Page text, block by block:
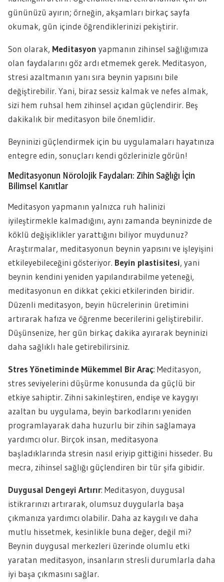
gününüzü ayırın; örneğin, akşamları birkaç sayfa
okumak, gün içinde öğrendiklerinizi pekiştirir.
Son olarak, Meditasyon yapmanın zihinsel sağlığımıza
olan faydalarını göz ardı etmemek gerek. Meditasyon,
stresi azaltmanın yanı sıra beynin yapısını bile
değiştirebilir. Yani, biraz sessiz kalmak ve nefes almak,
sizi hem ruhsal hem zihinsel açıdan güçlendirir. Beş
dakikalık bir meditasyon bile önemlidir.
Beyninizi güçlendirmek için bu uygulamaları hayatınıza
entegre edin, sonuçları kendi gözlerinizle görün!
Meditasyonun Nörolojik Faydaları: Zihin Sağlığı İçin
Bilimsel Kanıtlar
Meditasyon yapmanın yalnızca ruh halinizi
iyileştirmekle kalmadığını, aynı zamanda beyninizde de
köklü değişiklikler yarattığını biliyor muydunuz?
Araştırmalar, meditasyonun beynin yapısını ve işleyişini
etkileyebileceğini gösteriyor. Beyin plastisitesi, yani
beynin kendini yeniden yapılandırabilme yeteneği,
meditasyonun en dikkat çekici etkilerinden biridir.
Düzenli meditasyon, beyin hücrelerinin üretimini
artırarak hafıza ve öğrenme becerilerini geliştirebilir.
Düşünsenize, her gün birkaç dakika ayırarak beyninizi
daha sağlıklı hale getirebilirsiniz.
Stres Yönetiminde Mükemmel Bir Araç: Meditasyon,
stres seviyelerini düşürme konusunda da güçlü bir
etkiye sahiptir. Zihni sakinleştiren, endişe ve kaygıyı
azaltan bu uygulama, beyin barkodlarını yeniden
programlayarak daha huzurlu bir zihin sağlamaya
yardımcı olur. Birçok insan, meditasyona
başladıklarında stresin nasıl eriyip gittiğini hisseder. Bu
mecra, zihinsel sağlığı güçlendiren bir tür şifa gibidir.
Duygusal Dengeyi Artırır: Meditasyon, duygusal
istikrarınızı artırarak, olumsuz duygularla başa
çıkmanıza yardımcı olabilir. Daha az kaygılı ve daha
mutlu hissetmek, kesinlikle buna değer, değil mi?
Beynin duygusal merkezleri üzerinde olumlu etki
yaratan meditasyon, insanların stresli durumlarla daha
iyi başa çıkmasını sağlar.